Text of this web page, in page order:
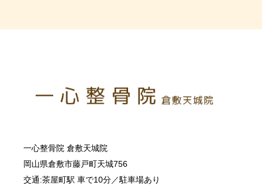
一心整骨院 倉敷天城院
岡山県倉敷市藤戸町天城756
交通:茶屋町駅 車で10分／駐車場あり